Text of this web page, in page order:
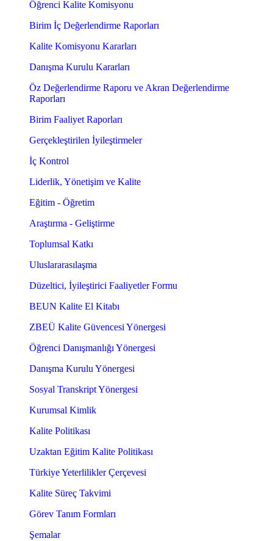
Öğrenci Kalite Komisyonu
Birim İç Değerlendirme Raporları
Kalite Komisyonu Kararları
Danışma Kurulu Kararları
Öz Değerlendirme Raporu ve Akran Değerlendirme
Raporları
Birim Faaliyet Raporları
Gerçekleştirilen İyileştirmeler
İç Kontrol
Liderlik, Yönetişim ve Kalite
Eğitim - Öğretim
Araştırma - Geliştirme
Toplumsal Katkı
Uluslararasılaşma
Düzeltici, İyileştirici Faaliyetler Formu
BEUN Kalite El Kitabı
ZBEÜ Kalite Güvencesi Yönergesi
Öğrenci Danışmanlığı Yönergesi
Danışma Kurulu Yönergesi
Sosyal Transkript Yönergesi
Kurumsal Kimlik
Kalite Politikası
Uzaktan Eğitim Kalite Politikası
Türkiye Yeterlilikler Çerçevesi
Kalite Süreç Takvimi
Görev Tanım Formları
Şemalar